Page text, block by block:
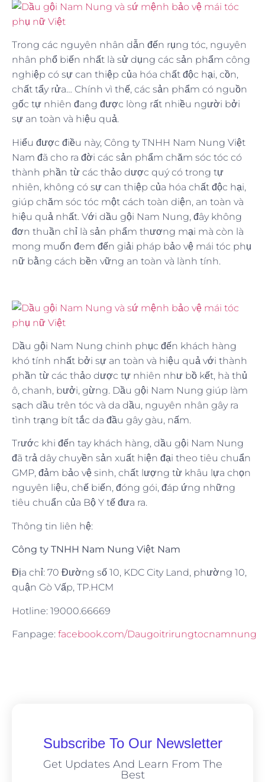
Trong các nguyên nhân dẫn đến rụng tóc, nguyên
nhân phổ biến nhất là sử dụng các sản phẩm công
nghiệp có sự can thiệp của hóa chất độc hại, cồn,
chất tẩy rửa… Chính vì thế, các sản phẩm có nguồn
gốc tự nhiên đang được lòng rất nhiều người bởi
sự an toàn và hiệu quả.
Hiểu được điều này, Công ty TNHH Nam Nung Việt
Nam đã cho ra đời các sản phẩm chăm sóc tóc có
thành phần từ các thảo dược quý có trong tự
nhiên, không có sự can thiệp của hóa chất độc hại,
giúp chăm sóc tóc một cách toàn diện, an toàn và
hiệu quả nhất. Với dầu gội Nam Nung, đây không
đơn thuần chỉ là sản phẩm thương mại mà còn là
mong muốn đem đến giải pháp bảo vệ mái tóc phụ
nữ bằng cách bền vững an toàn và lành tính.
Dầu gội Nam Nung chinh phục đến khách hàng
khó tính nhất bởi sự an toàn và hiệu quả với thành
phần từ các thảo dược tự nhiên như bồ kết, hà thủ
ô, chanh, bưởi, gừng. Dầu gội Nam Nung giúp làm
sạch dầu trên tóc và da dầu, nguyên nhân gây ra
tình trạng bít tắc da đầu gây gàu, nấm.
Trước khi đến tay khách hàng, dầu gội Nam Nung
đã trả dây chuyền sản xuất hiện đại theo tiêu chuẩn
GMP, đảm bảo vệ sinh, chất lượng từ khâu lựa chọn
nguyên liệu, chế biến, đóng gói, đáp ứng những
tiêu chuẩn của Bộ Y tế đưa ra.
Thông tin liên hệ:
Công ty TNHH Nam Nung Việt Nam
Địa chỉ: 70 Đường số 10, KDC City Land, phường 10,
quận Gò Vấp, TP.HCM
Hotline: 19000.66669
Fanpage: facebook.com/Daugoitrirungtocnamnung
Subscribe To Our Newsletter
Get Updates And Learn From The
Best